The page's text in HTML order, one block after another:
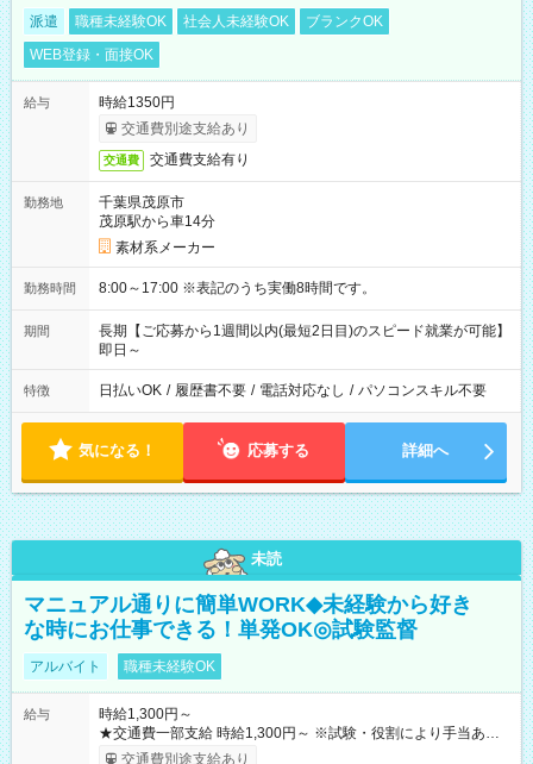
派遣 職種未経験OK 社会人未経験OK
ブランクOK
WEB登録・面接OK
給与
時給1350円
交通費別途支給あり
交通費 交通費支給有り
勤務地
千葉県茂原市
茂原駅から車14分
素材系メーカー
勤務時間 8:00～17:00 ※表記のうち実働8時間です。
期間
長期【ご応募から1週間以内(最短2日目)のスピード就業が可能】
即日～
特徴 日払いOK / 履歴書不要 / 電話対応なし / パソコンスキル不要
気になる！ 応募する 詳細へ
未読
マニュアル通りに簡単WORK◆未経験から好き
な時にお仕事できる！単発OK◎試験監督
アルバイト 職種未経験OK
給与
時給1,300円～
★交通費一部支給 時給1,300円～ ※試験・役割により手当あり
※勤務回数により昇給あり 【即給（前払い）オプションあ
交通費別途支給あり